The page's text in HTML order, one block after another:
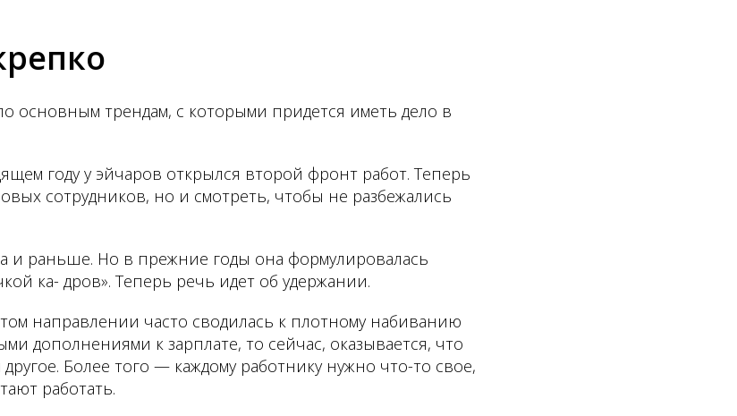
основным трендам, с которыми придется иметь дело в
году у эйчаров открылся второй фронт работ. Теперь
сотрудников, но и смотреть, чтобы не разбежались
и раньше. Но в прежние годы она формулировалась
ка- дров». Теперь речь идет об удержании.
направлении часто сводилась к плотному набиванию
дополнениями к зарплате, то сейчас, оказывается, что
Более того — каждому работнику нужно что-то свое,
работать.